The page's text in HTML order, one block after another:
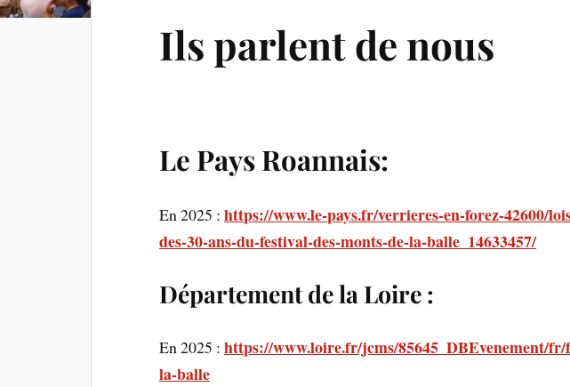
Ils parlent de nous
Le Pays Roannais:
En 2025 : https://www.le-pays.fr/verrieres-en-forez-42600/
des-30-ans-du-festival-des-monts-de-la-balle_14633457/
Département de la Loire :
En 2025 :https://www.loire.fr/jcms/85645_DBEvenement/fr/
la-balle